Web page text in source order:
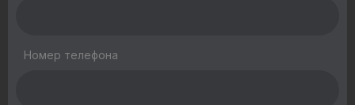
Номер телефона